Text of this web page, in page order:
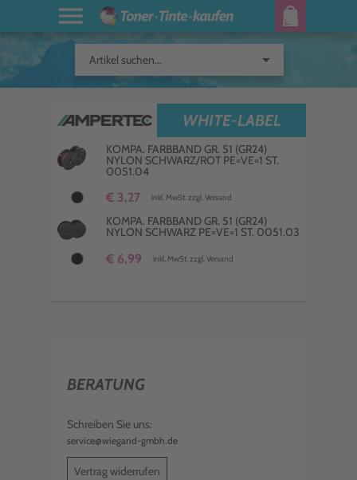
Artikel suchen... arrow_drop_down
WHITE-LABEL
KOMPA. FARBBAND GR. 51 (GR24)
NYLON SCHWARZ/ROT PE=VE=1 ST.
0051.04
€ 3,27 inkl. MwSt. zzgl. Versand
KOMPA. FARBBAND GR. 51 (GR24)
NYLON SCHWARZ PE=VE=1 ST. 0051.03
€ 6,99 inkl. MwSt. zzgl. Versand
BERATUNG
Schreiben Sie uns:
service@wiegand-gmbh.de
Vertrag widerrufen